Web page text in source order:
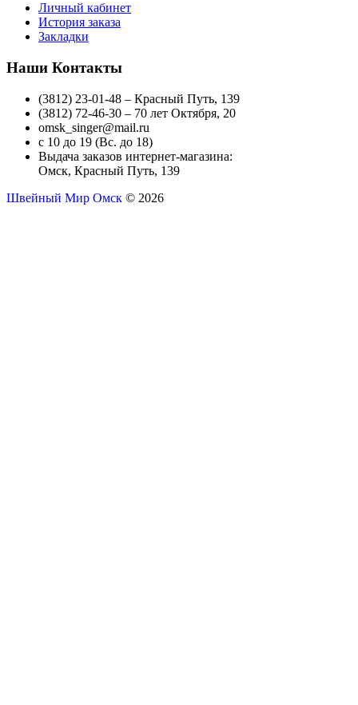
Личный кабинет
История заказа
Закладки
Наши Контакты
(3812) 23-01-48 – Красный Путь, 139
(3812) 72-46-30 – 70 лет Октября, 20
omsk_singer@mail.ru
с 10 до 19 (Вс. до 18)
Выдача заказов интернет-магазина:
Омск, Красный Путь, 139
Швейный Мир Омск © 2026